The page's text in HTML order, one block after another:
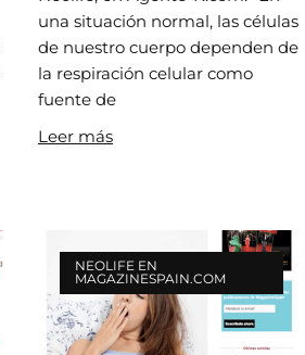
una situación normal, las células
de nuestro cuerpo dependen de
la respiración celular como
fuente de
Leer más
NEOLIFE EN
MAGAZINESPAIN.COM